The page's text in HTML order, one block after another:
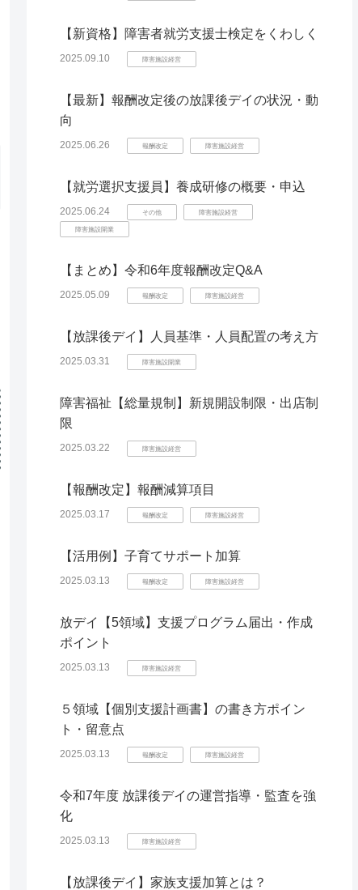
【新資格】障害者就労支援士検定をくわしく
2025.09.10 障害施設経営
【最新】報酬改定後の放課後デイの状況・動
向
2025.06.26 報酬改定 障害施設経営
【就労選択支援員】養成研修の概要・申込
2025.06.24 その他 障害施設経営
障害施設開業
【まとめ】令和6年度報酬改定Q&A
2025.05.09 報酬改定 障害施設経営
【放課後デイ】人員基準・人員配置の考え方
2025.03.31 障害施設開業
障害福祉【総量規制】新規開設制限・出店制
限
2025.03.22 障害施設経営
【報酬改定】報酬減算項目
2025.03.17 報酬改定 障害施設経営
【活用例】子育てサポート加算
2025.03.13 報酬改定 障害施設経営
放デイ【5領域】支援プログラム届出・作成
ポイント
2025.03.13 障害施設経営
５領域【個別支援計画書】の書き方ポイン
ト・留意点
2025.03.13 報酬改定 障害施設経営
令和7年度 放課後デイの運営指導・監査を強
化
2025.03.13 障害施設経営
【放課後デイ】家族支援加算とは？